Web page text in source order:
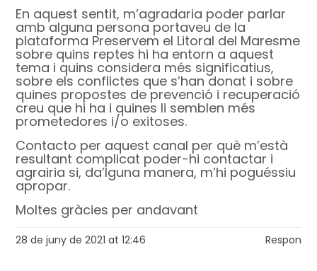
En aquest sentit, m’agradaria poder parlar
amb alguna persona portaveu de la
plataforma Preservem el Litoral del Maresme
sobre quins reptes hi ha entorn a aquest
tema i quins considera més significatius,
sobre els conflictes que s’han donat i sobre
quines propostes de prevenció i recuperació
creu que hi ha i quines li semblen més
prometedores i/o exitoses.
Contacto per aquest canal per què m’està
resultant complicat poder-hi contactar i
agrairia si, da’lguna manera, m’hi poguéssiu
apropar.
Moltes gràcies per andavant
28 de juny de 2021 at 12:46 Respon